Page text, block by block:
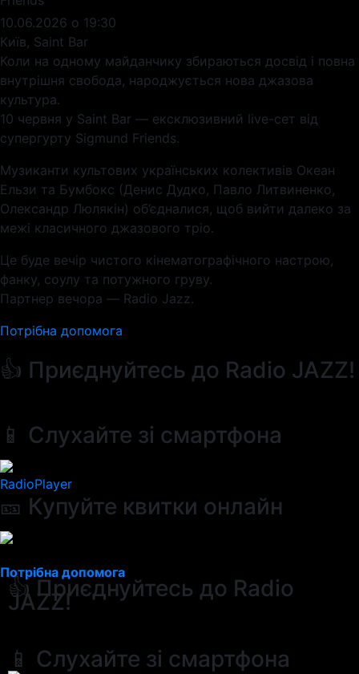
10.06.2026 о 19:30
Київ, Saint Bar
Коли на одному майданчику збираються досвід і повна
внутрішня свобода, народжується нова джазова
культура.
10 червня у Saint Bar — ексклюзивний live-сет від
супергурту Sigmund Friends.
Музиканти культових українських колективів Океан
Ельзи та Бумбокс (Денис Дудко, Павло Литвиненко,
Олександр Люлякін) об’єдналися, щоб вийти далеко за
межі класичного джазового тріо.
Це буде вечір чистого кінематографічного настрою,
фанку, соулу та потужного груву.
Партнер вечора — Radio Jazz.
Потрібна допомога
👍 Приєднуйтесь до Radio JAZZ!
📱 Слухайте зі смартфона
RadioPlayer
🎫 Купуйте квитки онлайн
Потрібна допомога
👍 Приєднуйтесь до Radio
JAZZ!
📱 Слухайте зі смартфона